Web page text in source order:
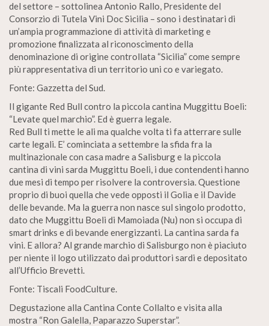
del settore – sottolinea Antonio Rallo, Presidente del
Consorzio di Tutela Vini Doc Sicilia – sono i destinatari di
un’ampia programmazione di attività di marketing e
promozione finalizzata al riconoscimento della
denominazione di origine controllata “Sicilia” come sempre
più rappresentativa di un territorio uni co e variegato.
Fonte: Gazzetta del Sud.
Il gigante Red Bull contro la piccola cantina Muggittu Boeli:
“Levate quel marchio”. Ed è guerra legale.
Red Bull ti mette le ali ma qualche volta ti fa atterrare sulle
carte legali. E’ cominciata a settembre la sfida fra la
multinazionale con casa madre a Salisburg e la piccola
cantina di vini sarda Muggittu Boeli, i due contendenti hanno
due mesi di tempo per risolvere la controversia. Questione
proprio di buoi quella che vede opposti il Golia e il Davide
delle bevande. Ma la guerra non nasce sul singolo prodotto,
dato che Muggittu Boeli di Mamoiada (Nu) non si occupa di
smart drinks e di bevande energizzanti. La cantina sarda fa
vini. E allora? Al grande marchio di Salisburgo non è piaciuto
per niente il logo utilizzato dai produttori sardi e depositato
all’Ufficio Brevetti.
Fonte: Tiscali FoodCulture.
Degustazione alla Cantina Conte Collalto e visita alla
mostra “Ron Galella, Paparazzo Superstar”.